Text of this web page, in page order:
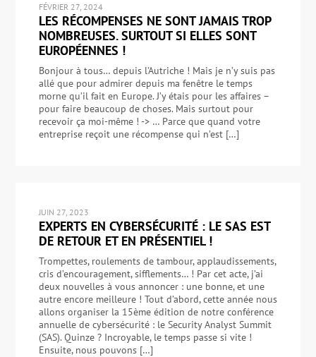
FÉVRIER 27, 2024
LES RÉCOMPENSES NE SONT JAMAIS TROP
NOMBREUSES. SURTOUT SI ELLES SONT
EUROPÉENNES !
Bonjour à tous… depuis l’Autriche ! Mais je n’y suis pas
allé que pour admirer depuis ma fenêtre le temps
morne qu’il fait en Europe. J’y étais pour les affaires –
pour faire beaucoup de choses. Mais surtout pour
recevoir ça moi-même ! -> … Parce que quand votre
entreprise reçoit une récompense qui n’est […]
JUIN 27, 2023
EXPERTS EN CYBERSÉCURITÉ : LE SAS EST
DE RETOUR ET EN PRÉSENTIEL !
Trompettes, roulements de tambour, applaudissements,
cris d’encouragement, sifflements… ! Par cet acte, j’ai
deux nouvelles à vous annoncer : une bonne, et une
autre encore meilleure ! Tout d’abord, cette année nous
allons organiser la 15ème édition de notre conférence
annuelle de cybersécurité : le Security Analyst Summit
(SAS). Quinze ? Incroyable, le temps passe si vite !
Ensuite, nous pouvons […]